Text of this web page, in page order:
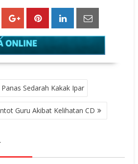
Sedarah Kakak Ipar
Guru Akibat Kelihatan CD